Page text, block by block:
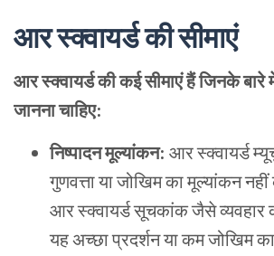
आर स्क्वायर्ड की सीमाएं
आर स्क्वायर्ड की कई सीमाएं हैं जिनके बारे
जानना चाहिए:
निष्पादन मूल्यांकन: आर स्क्वायर्ड
गुणवत्ता या जोखिम का मूल्यांकन
आर स्क्वायर्ड सूचकांक जैसे व्यवहार
यह अच्छा प्रदर्शन या कम जोखिम